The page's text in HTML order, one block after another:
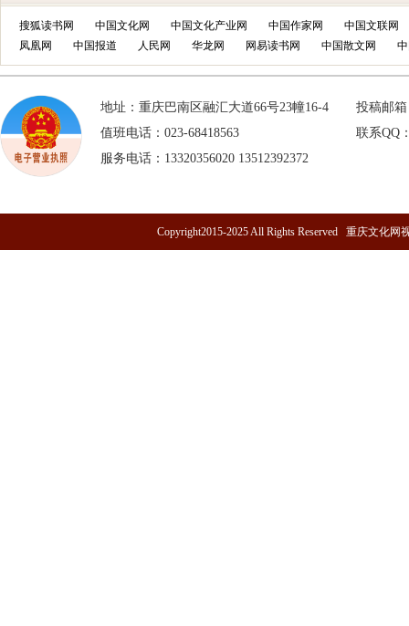
搜狐读书网 中国文化网 中国文化产业网 中国作家网
中国文联网
凤凰网
中国报道 人民网 华龙网 网易读书网 中国散文网
地址：重庆巴南区融汇大道66号23幢16-4
值班电话：023-68418563
服务电话：13320356020 13512392372
投稿邮箱
联系QQ
Copyright2015-2025 All Rights Reserved 重庆文化